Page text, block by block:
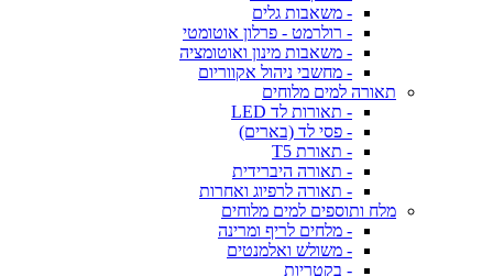
- משאבות גלים
- רולרמט - פרלון אוטומטי
- משאבות מינון ואוטומציה
- מחשבי ניהול אקווריום
תאורה למים מלוחים
- תאורות לד LED
- פסי לד (בארים)
- תאורת T5
- תאורה היברידית
- תאורה לרפיוג ואחרות
מלח ותוספים למים מלוחים
- מלחים לריף ומרינה
- משולש ואלמנטים
- בקטריות